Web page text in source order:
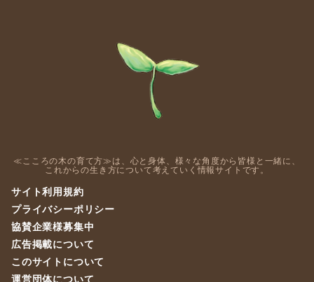
≪こころの木の育て方≫は、心と身体、様々な角度から皆様と一緒に、
これからの生き方について考えていく情報サイトです。
サイト利用規約
プライバシーポリシー
協賛企業様募集中
広告掲載について
このサイトについて
運営団体について